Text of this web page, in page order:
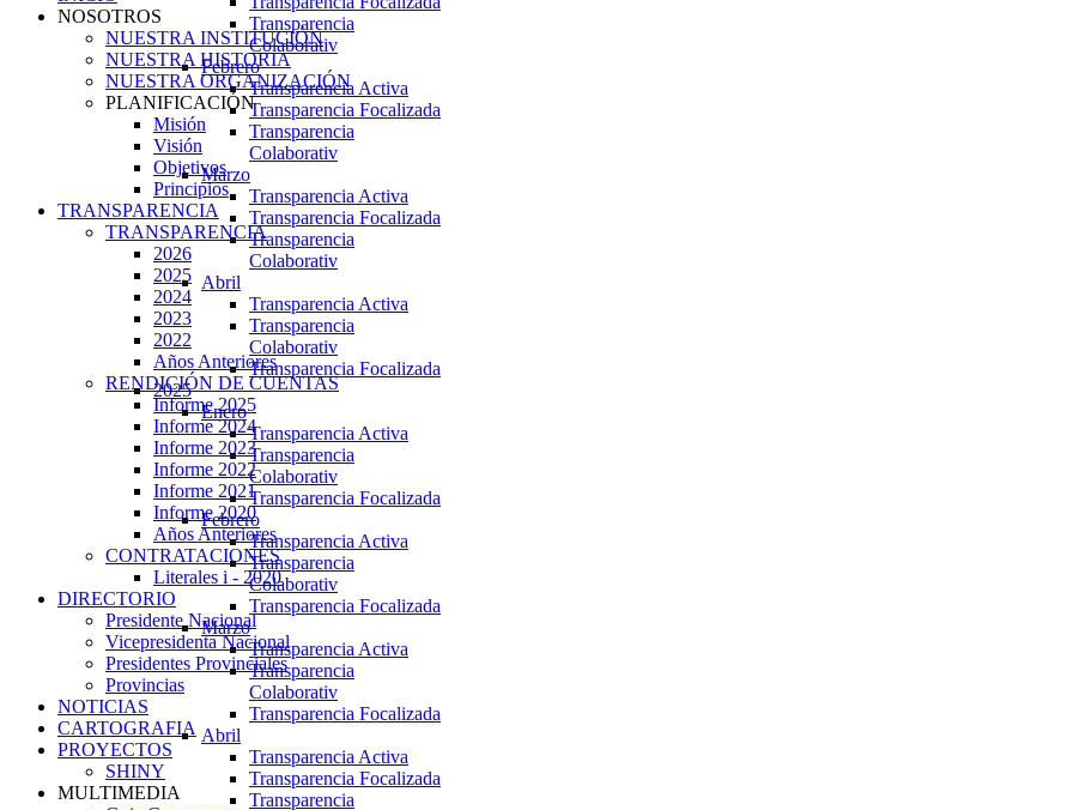
Transparencia
Colaborativ
Febrero
Transparencia Activa
Transparencia Focalizada
Transparencia
Colaborativ
Marzo
Transparencia Activa
Transparencia Focalizada
Transparencia
Colaborativ
Abril
Transparencia Activa
Transparencia
Colaborativ
Transparencia Focalizada
2025
Enero
Transparencia Activa
Transparencia
Colaborativ
Transparencia Focalizada
Febrero
Transparencia Activa
Transparencia
Colaborativ
Transparencia Focalizada
Marzo
Transparencia Activa
Transparencia
Colaborativ
Transparencia Focalizada
Abril
Transparencia Activa
Transparencia Focalizada
Transparencia
NOSOTROS
NUESTRA INSTITUCIÓN
NUESTRA HISTORIA
NUESTRA ORGANIZACIÓN
PLANIFICACIÓN
Misión
Visión
Objetivos
Principios
TRANSPARENCIA
TRANSPARENCIA
2026
2025
2024
2023
2022
Años Anteriores
RENDICIÓN DE CUENTAS
Informe 2025
Informe 2024
Informe 2023
Informe 2022
Informe 2021
Informe 2020
Años Anteriores
CONTRATACIONES
Literales i - 2020
DIRECTORIO
Presidente Nacional
Vicepresidenta Nacional
Presidentes Provinciales
Provincias
NOTICIAS
CARTOGRAFIA
PROYECTOS
SHINY
MULTIMEDIA